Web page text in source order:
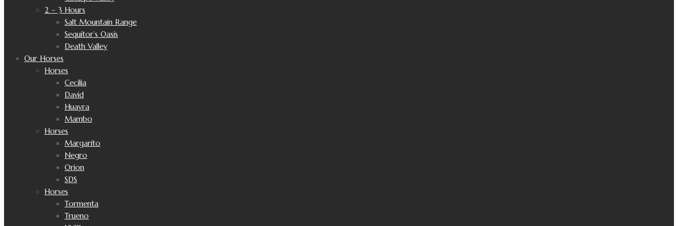
2 – 3 Hours
Salt Mountain Range
Sequitor’s Oasis
Death Valley
Our Horses
Horses
Cecilia
David
Huayra
Mambo
Horses
Margarito
Negro
Orion
SDS
Horses
Tormenta
Trueno